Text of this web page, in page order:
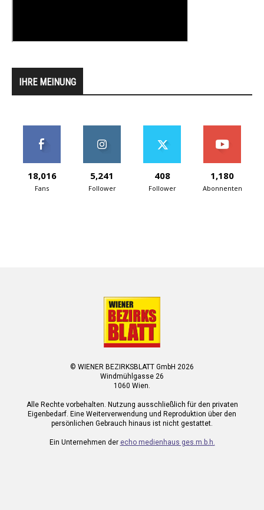
IHRE MEINUNG
18,016
Fans
5,241
Follower
408
Follower
1,180
Abonnenten
© WIENER BEZIRKSBLATT GmbH 2026
Windmühlgasse 26
1060 Wien.
Alle Rechte vorbehalten. Nutzung ausschließlich für den privaten
Eigenbedarf. Eine Weiterverwendung und Reproduktion über den
persönlichen Gebrauch hinaus ist nicht gestattet.
Ein Unternehmen der echo medienhaus ges.m.b.h.